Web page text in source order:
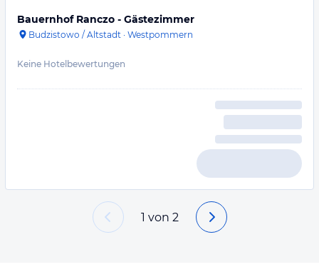
Bauernhof Ranczo - Gästezimmer
Budzistowo / Altstadt · Westpommern
Keine Hotelbewertungen
1 von 2